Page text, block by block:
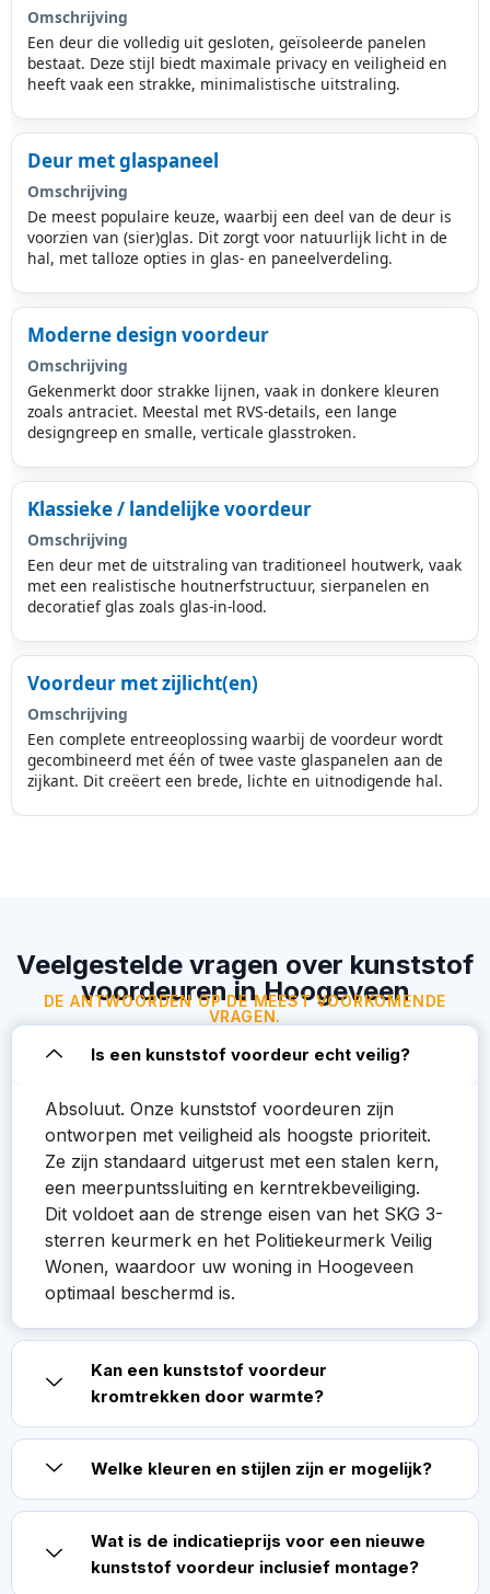
Omschrijving
Een deur die volledig uit gesloten, geïsoleerde panelen
bestaat. Deze stijl biedt maximale privacy en veiligheid en
heeft vaak een strakke, minimalistische uitstraling.
Deur met glaspaneel
Omschrijving
De meest populaire keuze, waarbij een deel van de deur is
voorzien van (sier)glas. Dit zorgt voor natuurlijk licht in de
hal, met talloze opties in glas- en paneelverdeling.
Moderne design voordeur
Omschrijving
Gekenmerkt door strakke lijnen, vaak in donkere kleuren
zoals antraciet. Meestal met RVS-details, een lange
designgreep en smalle, verticale glasstroken.
Klassieke / landelijke voordeur
Omschrijving
Een deur met de uitstraling van traditioneel houtwerk, vaak
met een realistische houtnerfstructuur, sierpanelen en
decoratief glas zoals glas-in-lood.
Voordeur met zijlicht(en)
Omschrijving
Een complete entreeoplossing waarbij de voordeur wordt
gecombineerd met één of twee vaste glaspanelen aan de
zijkant. Dit creëert een brede, lichte en uitnodigende hal.
Veelgestelde vragen over kunststof
voordeuren in Hoogeveen
DE ANTWOORDEN OP DE MEEST VOORKOMENDE
VRAGEN.
Is een kunststof voordeur echt veilig?
Absoluut. Onze kunststof voordeuren zijn
ontworpen met veiligheid als hoogste prioriteit.
Ze zijn standaard uitgerust met een stalen kern,
een meerpuntssluiting en kerntrekbeveiliging.
Dit voldoet aan de strenge eisen van het SKG 3-
sterren keurmerk en het Politiekeurmerk Veilig
Wonen, waardoor uw woning in Hoogeveen
optimaal beschermd is.
Kan een kunststof voordeur
kromtrekken door warmte?
Welke kleuren en stijlen zijn er mogelijk?
Wat is de indicatieprijs voor een nieuwe
kunststof voordeur inclusief montage?